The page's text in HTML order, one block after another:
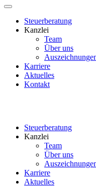
Steuerberatung
Kanzlei
Team
Über uns
Karriere
Aktuelles
Kontakt
Steuerberatung
Kanzlei
Team
Über uns
Karriere
Aktuelles